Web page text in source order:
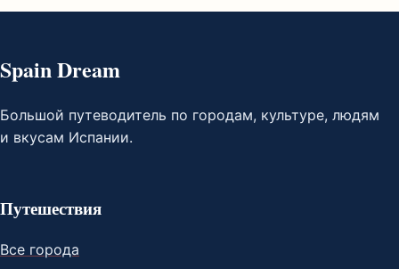
Spain Dream
Большой путеводитель по городам, культуре, людям
и вкусам Испании.
Путешествия
Все города